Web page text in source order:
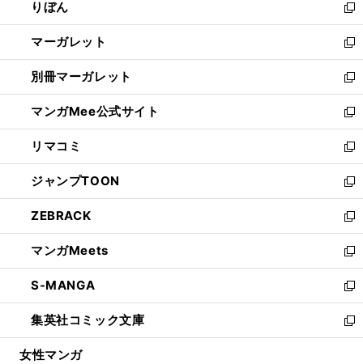
く
で
開
く
ド
ウ
で
開
く
ィ
ン
ド
ウ
で
開
く
りぼん
新
し
い
ウ
ィ
ン
ド
ウ
で
開
く
マーガレット
新
し
い
ウ
ィ
ン
ド
ウ
で
開
く
別冊マーガレット
新
し
い
ウ
ィ
ン
ド
ウ
で
開
く
マンガMee公式サイト
新
し
い
ウ
ィ
ン
ド
ウ
で
開
く
リマコミ
新
し
い
ウ
ィ
ン
ド
ウ
で
開
く
ジャンプTOON
新
し
い
ウ
ィ
ン
ド
ウ
で
開
ZEBRACK
新
し
い
ウ
ィ
ン
ド
ウ
マンガMeets
新
し
い
ウ
ィ
ン
S-MANGA
新
し
い
ウ
集英社コミック文庫
新
し
女性マンガ